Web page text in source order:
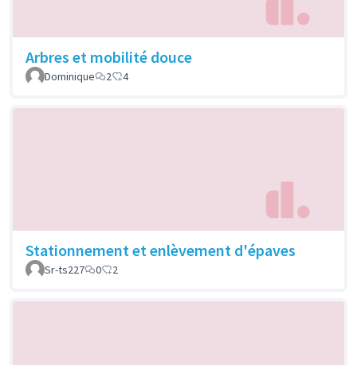
Arbres et mobilité douce
Dominique 2 4
Stationnement et enlèvement d'épaves
Sr-ts227 0 2